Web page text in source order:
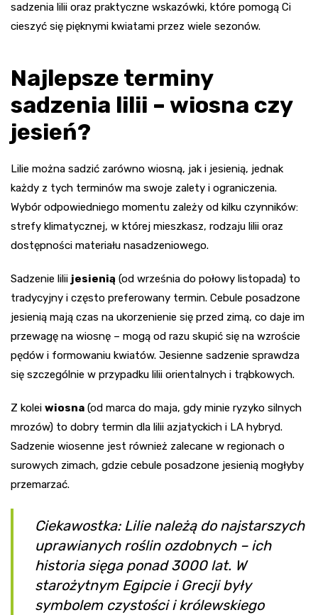
sadzenia lilii oraz praktyczne wskazówki, które pomogą Ci
cieszyć się pięknymi kwiatami przez wiele sezonów.
Najlepsze terminy
sadzenia lilii – wiosna czy
jesień?
Lilie można sadzić zarówno wiosną, jak i jesienią, jednak
każdy z tych terminów ma swoje zalety i ograniczenia.
Wybór odpowiedniego momentu zależy od kilku czynników:
strefy klimatycznej, w której mieszkasz, rodzaju lilii oraz
dostępności materiału nasadzeniowego.
Sadzenie lilii jesienią (od września do połowy listopada) to
tradycyjny i często preferowany termin. Cebule posadzone
jesienią mają czas na ukorzenienie się przed zimą, co daje im
przewagę na wiosnę – mogą od razu skupić się na wzroście
pędów i formowaniu kwiatów. Jesienne sadzenie sprawdza
się szczególnie w przypadku lilii orientalnych i trąbkowych.
Z kolei wiosna (od marca do maja, gdy minie ryzyko silnych
mrozów) to dobry termin dla lilii azjatyckich i LA hybryd.
Sadzenie wiosenne jest również zalecane w regionach o
surowych zimach, gdzie cebule posadzone jesienią mogłyby
przemarzać.
Ciekawostka: Lilie należą do najstarszych
uprawianych roślin ozdobnych – ich
historia sięga ponad 3000 lat. W
starożytnym Egipcie i Grecji były
symbolem czystości i królewskiego